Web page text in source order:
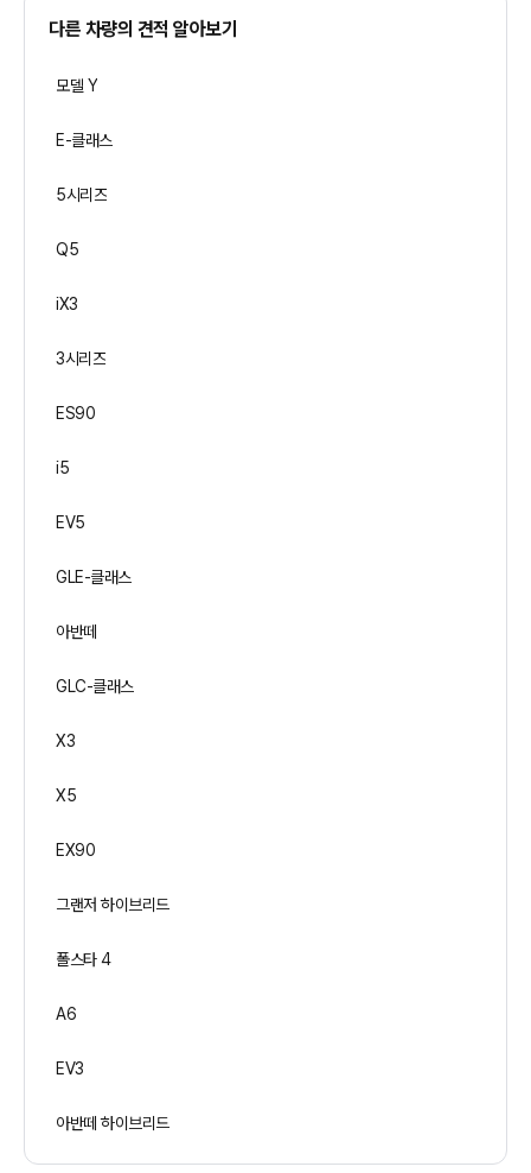
다른 차량의 견적 알아보기
모델 Y
E-클래스
5시리즈
Q5
iX3
3시리즈
ES90
i5
EV5
GLE-클래스
아반떼
GLC-클래스
X3
X5
EX90
그랜저 하이브리드
폴스타 4
A6
EV3
아반떼 하이브리드